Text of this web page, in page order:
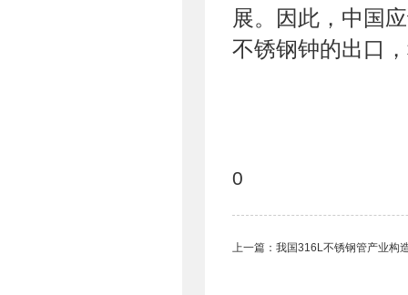
展。因此，中国
不锈钢钟的出口
0
上一篇： 我国316L不锈钢管产业构